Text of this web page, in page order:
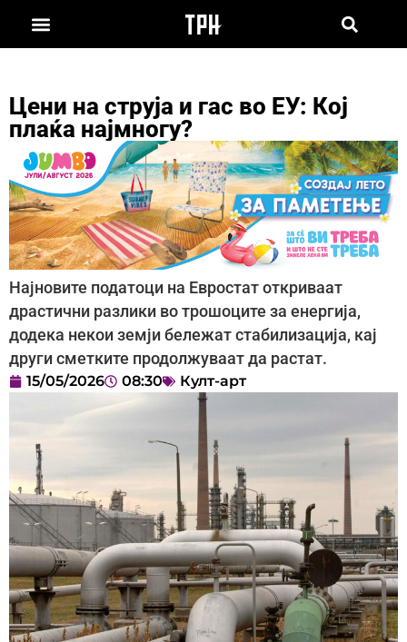
Цени на струја и гас во ЕУ: Кој
плаќа најмногу?
Најновите податоци на Евростат откриваат
драстични разлики во трошоците за енергија,
додека некои земји бележат стабилизација, кај
други сметките продолжуваат да растат.
15/05/2026 08:30 Култ-арт